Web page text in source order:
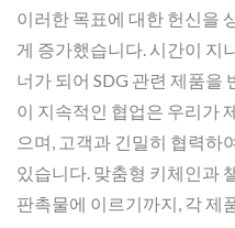
이러한 목표에 대한 헌신을
게 증가했습니다. 시간이 지
너가 되어 SDG 관련 제품을
이 지속적인 협업은 우리가
으며, 고객과 긴밀히 협력하
있습니다. 맞춤형 키체인과
판촉물에 이르기까지, 각 제